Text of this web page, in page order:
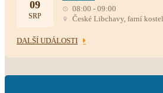
09
SRP
08:00 - 09:00
České Libchavy, farní
DALŠÍ UDÁLOSTI